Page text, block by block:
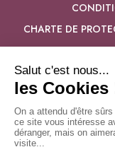
CHARTE DE